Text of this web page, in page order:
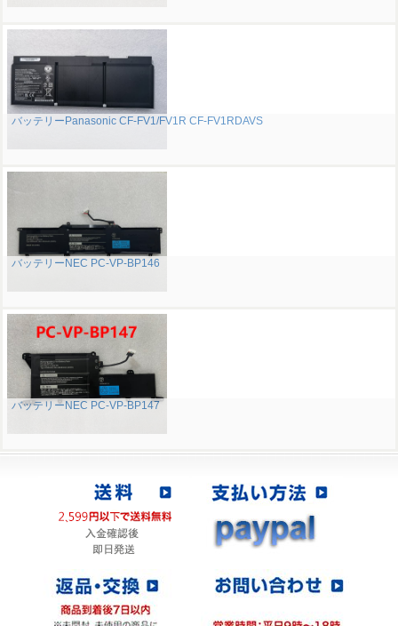
バッテリーPanasonic CF-FV1/FV1R CF-FV1RDAVS
バッテリーNEC PC-VP-BP146
バッテリーNEC PC-VP-BP147